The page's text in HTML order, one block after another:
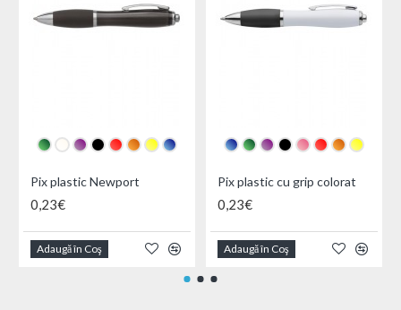
Pix plastic Newport
0,23€
Adaugă în Coş
Pix plastic cu grip colorat
0,23€
Adaugă în Coş